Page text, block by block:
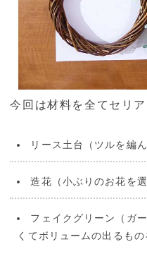
今回は材料を全てセリ
リース土台（ツルを編
造花（小ぶりのお花を
フェイクグリーン（ガ
くてボリュームの出るもの